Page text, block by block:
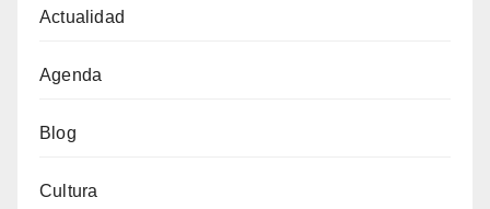
Actualidad
Agenda
Blog
Cultura